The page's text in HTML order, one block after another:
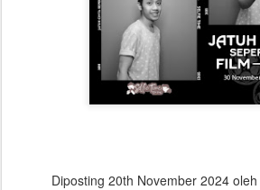
Diposting 20th November 2024 oleh